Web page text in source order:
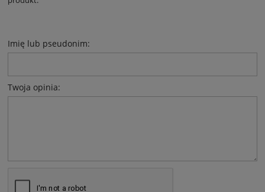
Imię lub pseudonim:
Twoja opinia: